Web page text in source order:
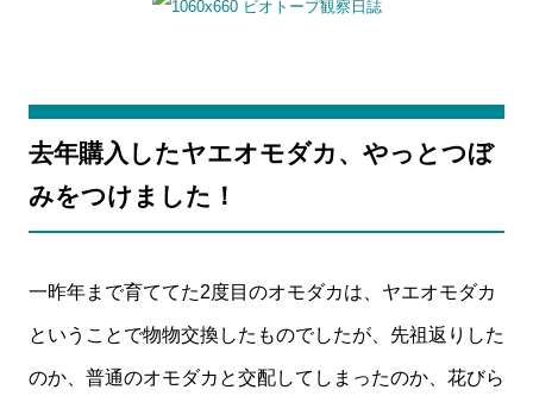
去年購入したヤエオモダカ、やっとつぼ
みをつけました！
一昨年まで育ててた2度目のオモダカは、ヤエオモダカ
ということで物物交換したものでしたが、先祖返りした
のか、普通のオモダカと交配してしまったのか、花びら